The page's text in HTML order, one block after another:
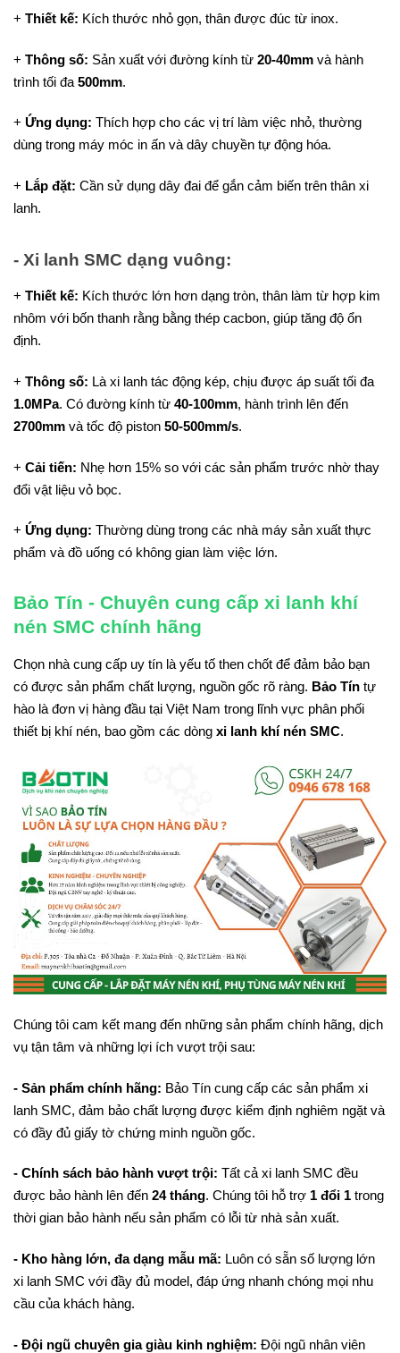
+ Thiết kế: Kích thước nhỏ gọn, thân được đúc từ inox.
+ Thông số: Sản xuất với đường kính từ 20-40mm và hành
trình tối đa 500mm.
+ Ứng dụng: Thích hợp cho các vị trí làm việc nhỏ, thường
dùng trong máy móc in ấn và dây chuyền tự động hóa.
+ Lắp đặt: Cần sử dụng dây đai để gắn cảm biến trên thân xi
lanh.
- Xi lanh SMC dạng vuông:
+ Thiết kế: Kích thước lớn hơn dạng tròn, thân làm từ hợp kim
nhôm với bốn thanh rằng bằng thép cacbon, giúp tăng độ ổn
định.
+ Thông số: Là xi lanh tác động kép, chịu được áp suất tối đa
1.0MPa. Có đường kính từ 40-100mm, hành trình lên đến
2700mm và tốc độ piston 50-500mm/s.
+ Cải tiến: Nhẹ hơn 15% so với các sản phẩm trước nhờ thay
đổi vật liệu vỏ bọc.
+ Ứng dụng: Thường dùng trong các nhà máy sản xuất thực
phẩm và đồ uống có không gian làm việc lớn.
Bảo Tín - Chuyên cung cấp xi lanh khí
nén SMC chính hãng
Chọn nhà cung cấp uy tín là yếu tố then chốt để đảm bảo bạn
có được sản phẩm chất lượng, nguồn gốc rõ ràng. Bảo Tín tự
hào là đơn vị hàng đầu tại Việt Nam trong lĩnh vực phân phối
thiết bị khí nén, bao gồm các dòng xi lanh khí nén SMC.
Chúng tôi cam kết mang đến những sản phẩm chính hãng, dịch
vụ tận tâm và những lợi ích vượt trội sau:
- Sản phẩm chính hãng: Bảo Tín cung cấp các sản phẩm xi
lanh SMC, đảm bảo chất lượng được kiểm định nghiêm ngặt và
có đầy đủ giấy tờ chứng minh nguồn gốc.
- Chính sách bảo hành vượt trội: Tất cả xi lanh SMC đều
được bảo hành lên đến 24 tháng. Chúng tôi hỗ trợ 1 đổi 1 trong
thời gian bảo hành nếu sản phẩm có lỗi từ nhà sản xuất.
- Kho hàng lớn, đa dạng mẫu mã: Luôn có sẵn số lượng lớn
xi lanh SMC với đầy đủ model, đáp ứng nhanh chóng mọi nhu
cầu của khách hàng.
- Đội ngũ chuyên gia giàu kinh nghiệm: Đội ngũ nhân viên